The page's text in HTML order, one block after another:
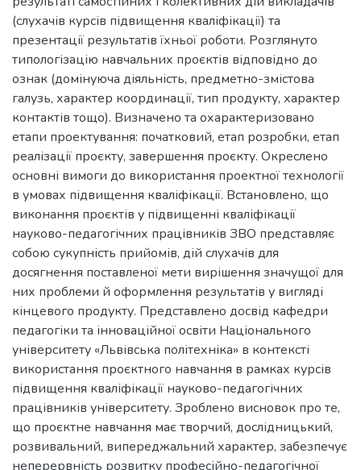
(слухачів курсів підвищення кваліфікації) та
презентації результатів їхньої роботи. Розглянуто
типологізацію навчальних проєктів відповідно до
ознак (домінуюча діяльність, предметно-змістова
галузь, характер координації, тип продукту, характер
контактів тощо). Визначено та охарактеризовано
етапи проектування: початковий, етап розробки, етап
реалізації проєкту, завершення проєкту. Окреслено
основні вимоги до використання проектної технології
в умовах підвищення кваліфікації. Встановлено, що
виконання проєктів у підвищенні кваліфікації
науково-педагогічних працівників ЗВО представляє
собою сукупність прийомів, дій слухачів для
досягнення поставленої мети вирішення значущої для
них проблеми й оформлення результатів у вигляді
кінцевого продукту. Представлено досвід кафедри
педагогіки та інноваційної освіти Національного
університету «Львівська політехніка» в контексті
використання проєктного навчання в рамках курсів
підвищення кваліфікації науково-педагогічних
працівників університету. Зроблено висновок про те,
що проєктне навчання має творчий, дослідницький,
розвивальний, випереджальний характер, забезпечує
неперервність розвитку професійно-педагогічної